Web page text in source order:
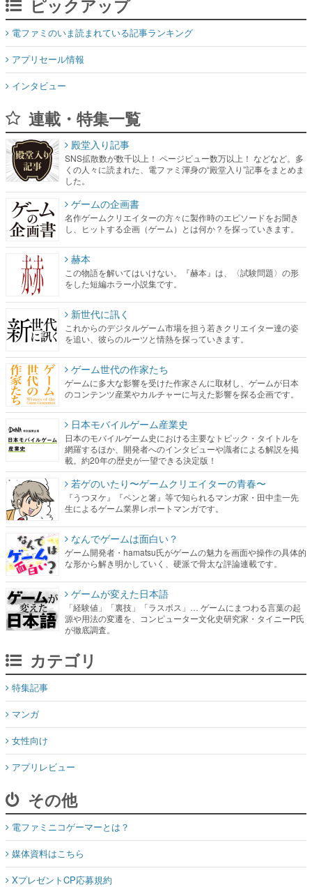
アプリセール情報
インタビュー
連載・特集一覧
くの人々に読まれた、電ファミ渾身の“殿堂入り”記事をまとめま
した。
ゲームの企画書
名作ゲームクリエイターの方々に製作時のエピソードをお聞き
し、ヒットする企画（ゲーム）とは何か？を探っていきます。
赫本
この物語を解いてはいけない。『赫本』は、〈試験問題〉の形
をした短編ホラー小説集です。
新世代に訊く
これからのデジタルゲーム市場を担う若きクリエイター達の姿
を追い、彼らのルーツと情熱を探っていきます。
ゲーム世代の作家たち
ゲームに多大な影響を受けた作家さんに取材し、ゲームが日本
のコンテンツ産業やカルチャーに与えた影響を探る企画です。
日本モバイルゲーム産業史
日本のモバイルゲーム史における主要なトピック・タイトルを
網羅するほか、開発者へのインタビューや識者による解説を掲
若ゲのいたり〜ゲームクリエイターの青春〜
『うつヌケ』『ペンと箸』等で知られるマンガ家・田中圭一先
生によるゲーム業界レポートマンガです。
なんでゲームは面白い？
ゲーム開発者・hamatsu氏がゲームの魅力を画面や操作の具体的
な形から解き明かしていく、硬派で骨太な評論連載です。
ゲームが変えた日本語
「経験値」「裏技」「ラスボス」… ゲームにまつわる言葉の起
源や用法の変遷を、コンピューター文化史研究家・タイニーP氏
カテゴリ
マンガ
女性向け
アプリレビュー
その他
電ファミニコゲーマーとは？
媒体資料はこちら
XプレゼントCP応募規約
運営：株式会社マレ